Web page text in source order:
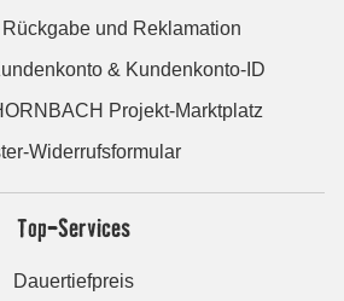
und Reklamation
& Kundenkonto-ID
Projekt-Marktplatz
Widerrufsformular
Top-Services
Dauertiefpreis